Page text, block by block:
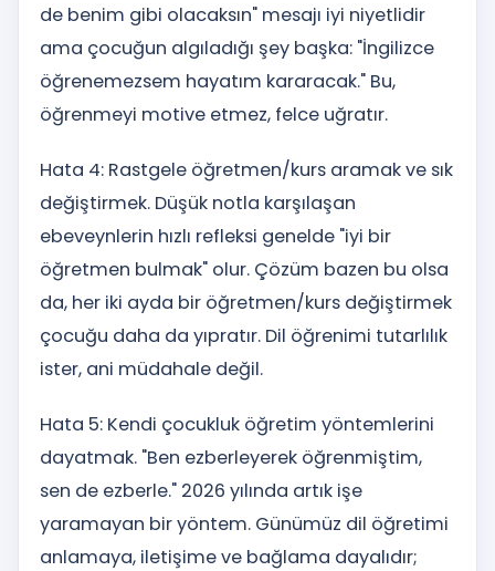
de benim gibi olacaksın" mesajı iyi niyetlidir
ama çocuğun algıladığı şey başka: "İngilizce
öğrenemezsem hayatım kararacak." Bu,
öğrenmeyi motive etmez, felce uğratır.
Hata 4: Rastgele öğretmen/kurs aramak ve sık
değiştirmek. Düşük notla karşılaşan
ebeveynlerin hızlı refleksi genelde "iyi bir
öğretmen bulmak" olur. Çözüm bazen bu olsa
da, her iki ayda bir öğretmen/kurs değiştirmek
çocuğu daha da yıpratır. Dil öğrenimi tutarlılık
ister, ani müdahale değil.
Hata 5: Kendi çocukluk öğretim yöntemlerini
dayatmak. "Ben ezberleyerek öğrenmiştim,
sen de ezberle." 2026 yılında artık işe
yaramayan bir yöntem. Günümüz dil öğretimi
anlamaya, iletişime ve bağlama dayalıdır;